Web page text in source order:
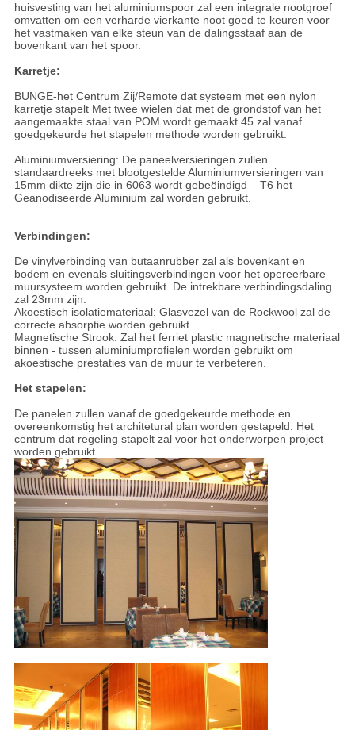
huisvesting van het aluminiumspoor zal een integrale nootgroef
omvatten om een verharde vierkante noot goed te keuren voor
het vastmaken van elke steun van de dalingsstaaf aan de
bovenkant van het spoor.
Karretje:
BUNGE-het Centrum Zij/Remote dat systeem met een nylon
karretje stapelt Met twee wielen dat met de grondstof van het
aangemaakte staal van POM wordt gemaakt 45 zal vanaf
goedgekeurde het stapelen methode worden gebruikt.
Aluminiumversiering: De paneelversieringen zullen
standaardreeks met blootgestelde Aluminiumversieringen van
15mm dikte zijn die in 6063 wordt gebeëindigd – T6 het
Geanodiseerde Aluminium zal worden gebruikt.
Verbindingen:
De vinylverbinding van butaanrubber zal als bovenkant en
bodem en evenals sluitingsverbindingen voor het opereerbare
muursysteem worden gebruikt. De intrekbare verbindingsdaling
zal 23mm zijn.
Akoestisch isolatiemateriaal: Glasvezel van de Rockwool zal de
correcte absorptie worden gebruikt.
Magnetische Strook: Zal het ferriet plastic magnetische materiaal
binnen - tussen aluminiumprofielen worden gebruikt om
akoestische prestaties van de muur te verbeteren.
Het stapelen:
De panelen zullen vanaf de goedgekeurde methode en
overeenkomstig het architetural plan worden gestapeld. Het
centrum dat regeling stapelt zal voor het onderworpen project
worden gebruikt.